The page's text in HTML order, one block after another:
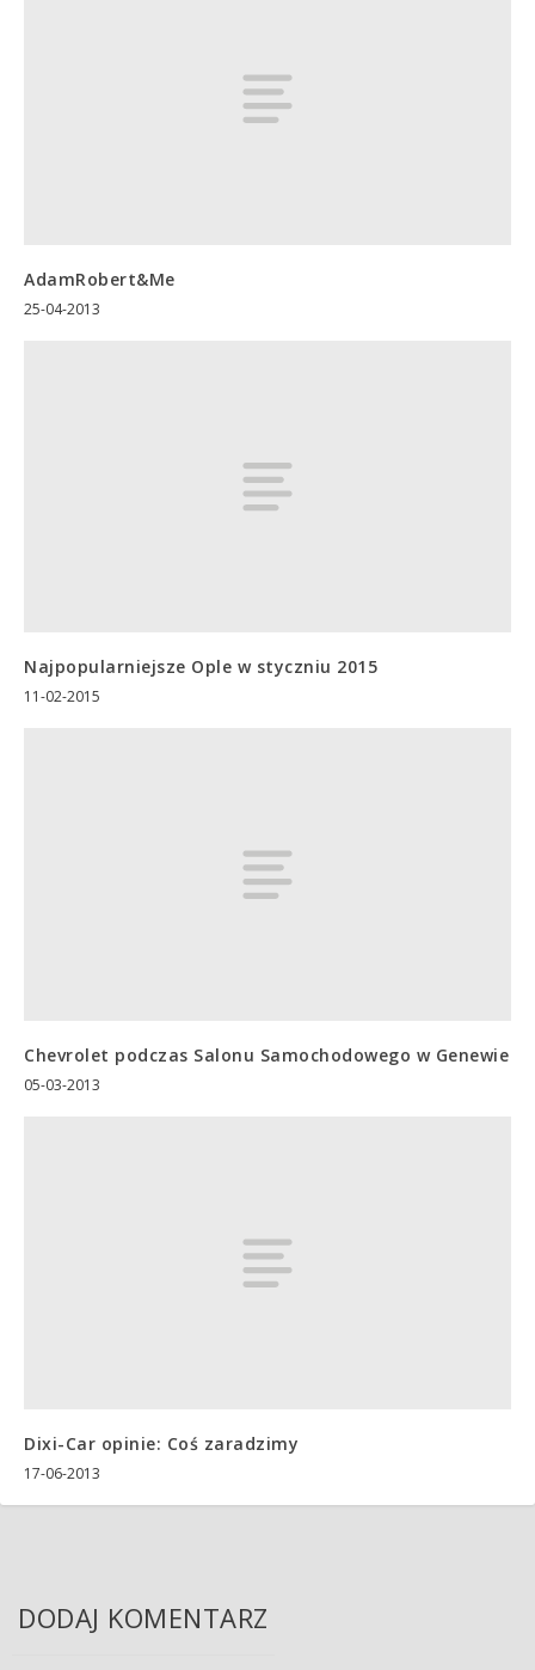
AdamRobert&Me
25-04-2013
Najpopularniejsze Ople w styczniu 2015
11-02-2015
Chevrolet podczas Salonu Samochodowego w Genewie
05-03-2013
Dixi-Car opinie: Coś zaradzimy
17-06-2013
DODAJ KOMENTARZ